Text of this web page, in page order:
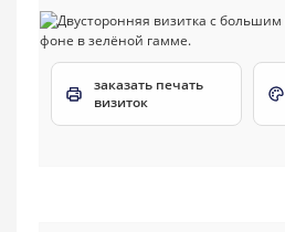
заказать печать
визиток